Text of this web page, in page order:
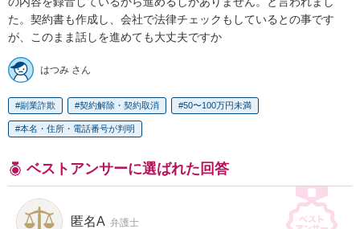
た。契約書も作成し、会社で法律チェックもしているとの事です
が、このまま話しを進めても大丈夫ですか
はつみ さん
副業詐欺 契約解除・契約取消 50〜100万円未満
本名・住所・電話番号が判明
ベストアンサーに選ばれた回答
匿名A 弁護士